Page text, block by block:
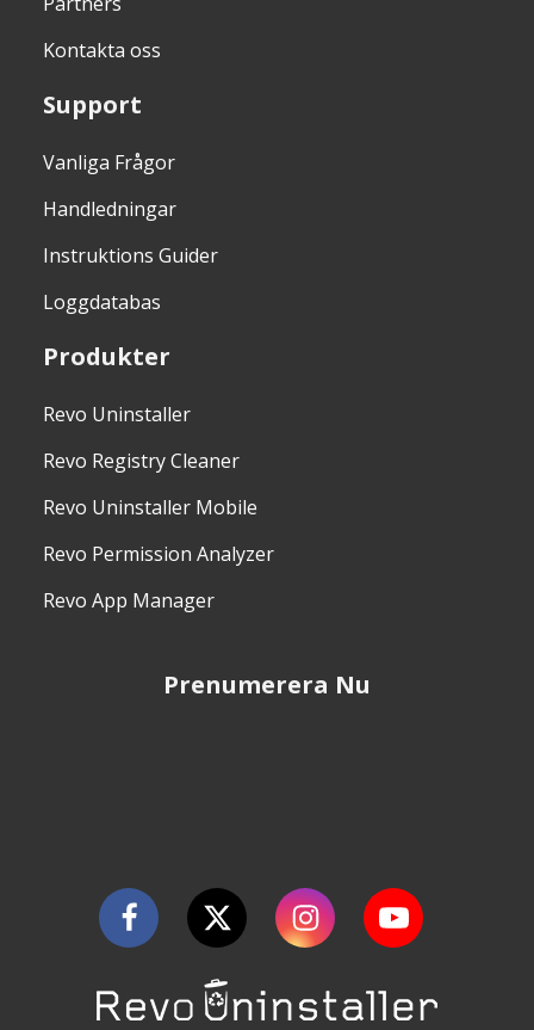
Kontakta oss
Support
Vanliga Frågor
Handledningar
Instruktions Guider
Loggdatabas
Produkter
Revo Uninstaller
Revo Registry Cleaner
Revo Uninstaller Mobile
Revo Permission Analyzer
Revo App Manager
Prenumerera Nu